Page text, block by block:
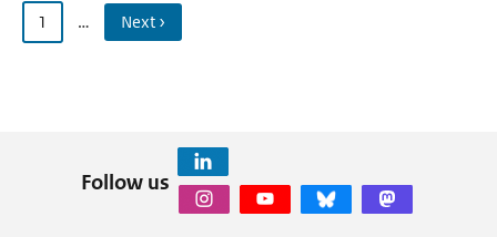
1 … Next ›
Follow us